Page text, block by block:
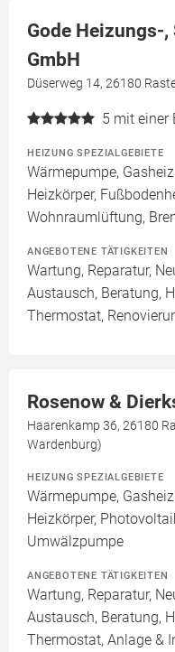
Gode Heizungs-
GmbH
Düserweg 14, 26180
5 mit einer
HEIZUNG SPEZIALGEBIETE
Wärmepumpe,
Heizkörper,
Wohnraumlüftung,
ANGEBOTENE TÄTIGKEITEN
Wartung, Reparatur,
Austausch, Beratung,
Thermostat,
Rosenow &
Haarenkamp 36, 26180
Wardenburg)
HEIZUNG SPEZIALGEBIETE
Wärmepumpe,
Heizkörper,
Umwälzpumpe
ANGEBOTENE TÄTIGKEITEN
Wartung, Reparatur,
Austausch, Beratung,
Thermostat, Anlage &